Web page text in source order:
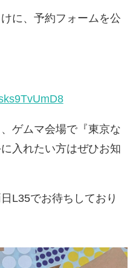
に、予約フォームを公
ゲムマ会場で『東京な
入れたい方はぜひお知
L35でお待ちしており